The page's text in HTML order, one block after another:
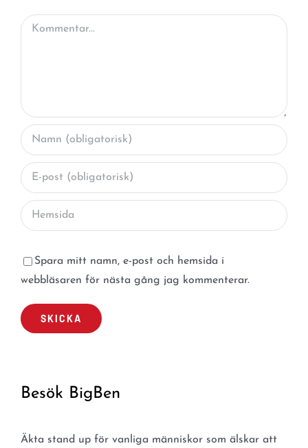
Kommentar
Spara mitt namn, e-post och hemsida i
webbläsaren för nästa gång jag kommenterar.
Besök BigBen
Äkta stand up för vanliga människor som älskar att